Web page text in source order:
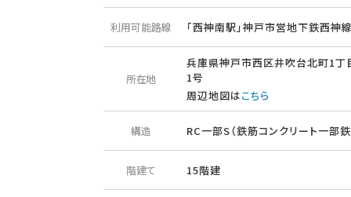
利用可能路線 「西神南駅」神戸市営地下鉄西神
所在地
兵庫県神戸市西区井吹台北町1丁
1号
周辺地図はこちら
構造 RC一部S（鉄筋コンクリート一部鉄
階建て 15階建